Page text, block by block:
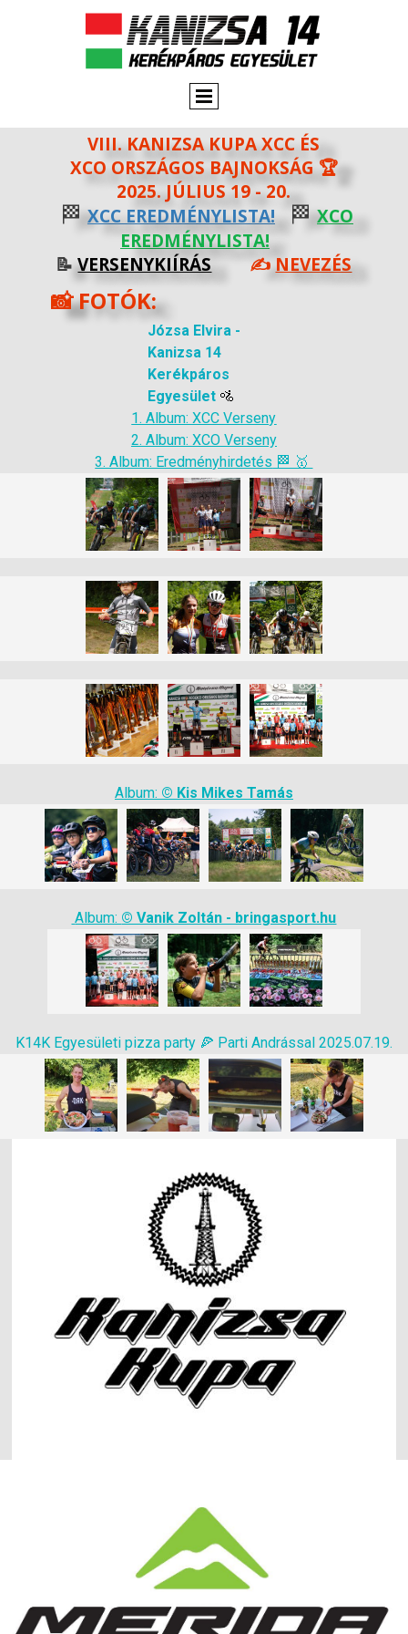
VIII. KANIZSA KUPA XCC ÉS
XCO ORSZÁGOS BAJNOKSÁG 🏆
2025. JÚLIUS 19 - 20.
🏁XCC EREDMÉNYLISTA! 🏁XCO
EREDMÉNYLISTA!
📝VERSENYKIÍRÁS ✍️ NEVEZÉS
📸 FOTÓK:
Józsa Elvira -
Kanizsa 14
Kerékpáros
Egyesület 🚵
1. Album: XCC Verseny
2. Album: XCO Verseny
3. Album: Eredményhirdetés 🏁 🥇
Album: © Kis Mikes Tamás
Album: © Vanik Zoltán - bringasport.hu
K14K Egyesületi pizza party 🍕 Parti Andrással 2025.07.19.